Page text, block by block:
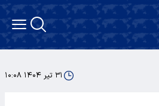
۳۱ تیر ۱۴۰۴ ۱۰:۰۸